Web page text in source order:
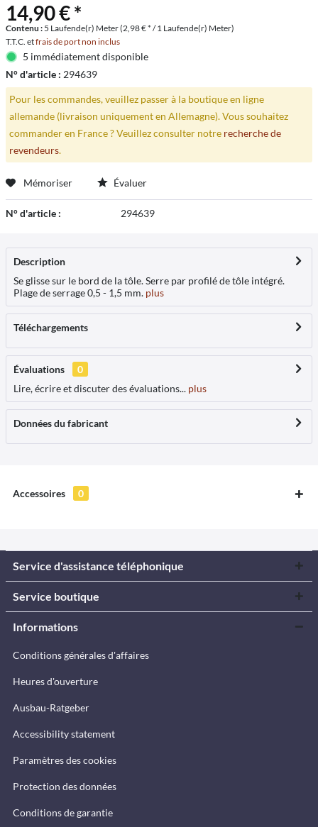
14,90 € *
Contenu : 5 Laufende(r) Meter (2,98 € * / 1 Laufende(r) Meter)
T.T.C. etfrais de port non inclus
5 immédiatement disponible
N° d'article : 294639
Pour les commandes, veuillez passer à la boutique en ligne
allemande (livraison uniquement en Allemagne). Vous souhaitez
commander en France ? Veuillez consulter notre recherche de
revendeurs.
Mémoriser Évaluer
N° d'article : 294639
Description
Se glisse sur le bord de la tôle. Serre par profilé de tôle intégré.
Plage de serrage 0,5 - 1,5 mm. plus
Téléchargements
Évaluations
0
Lire, écrire et discuter des évaluations... plus
Données du fabricant
Accessoires 0
Service d'assistance téléphonique
Service boutique
Informations
Conditions générales d'affaires
Heures d'ouverture
Ausbau-Ratgeber
Accessibility statement
Paramètres des cookies
Protection des données
Conditions de garantie